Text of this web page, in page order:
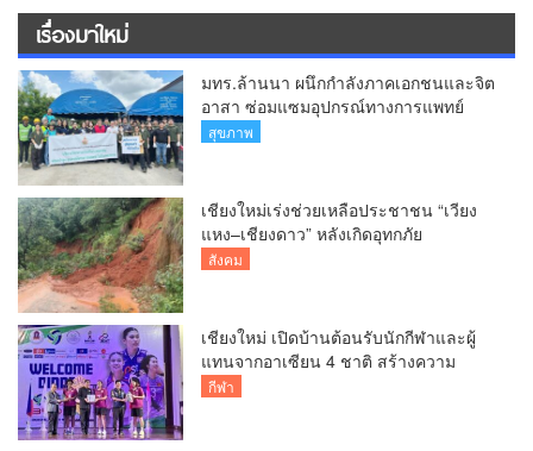
เรื่องมาใหม่
มทร.ล้านนา ผนึกกำลังภาคเอกชนและจิต
อาสา ซ่อมแซมอุปกรณ์ทางการแพทย์
รพ.สารภี กว่า 75 รายการ
สุขภาพ
เชียงใหม่เร่งช่วยเหลือประชาชน “เวียง
แหง–เชียงดาว” หลังเกิดอุทกภัย
สังคม
เชียงใหม่ เปิดบ้านต้อนรับนักกีฬาและผู้
แทนจากอาเซียน 4 ชาติ สร้างความ
ประทับใจก่อนเปิดศึกวอลเลย์บอล BYD
กีฬา